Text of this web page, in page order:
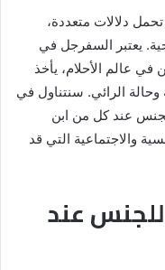
دلالات متعددة،
يعتبر السفرجل في
في عالم الأحلام، يأخذ
الرائي. سنتناول في
عند كل من ابن
والاجتماعية التي قد
عند